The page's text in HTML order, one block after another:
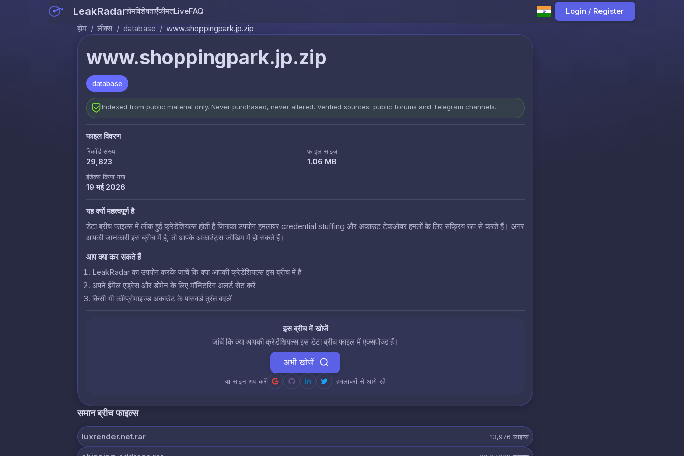
LeakRadarहोमविशेषताएँकीमतLiveFAQ
Login / Register
होम / लीक्स / database / www.shoppingpark.jp.zip
www.shoppingpark.jp.zip
database
Indexed from public material only. Never purchased, never altered. Verified sources: public forums and Telegram channels.
फाइल विवरण
रिकॉर्ड संख्या
29,823
फाइल साइज़
1.06 MB
इंडेक्स किया गया
19 मई 2026
यह क्यों महत्वपूर्ण है
डेटा ब्रीच फाइल्स में लीक हुई क्रेडेंशियल्स होती हैं जिनका उपयोग हमलावर credential stuffing और अकाउंट टेकओवर हमलों के लिए सक्रिय रूप से करते हैं। अगर
आपकी जानकारी इस ब्रीच में है, तो आपके अकाउंट्स जोखिम में हो सकते हैं।
आप क्या कर सकते हैं
LeakRadar का उपयोग करके जांचें कि क्या आपकी क्रेडेंशियल्स इस ब्रीच में हैं
अपने ईमेल एड्रेस और डोमेन के लिए मॉनिटरिंग अलर्ट सेट करें
किसी भी कॉम्प्रोमाइज्ड अकाउंट के पासवर्ड तुरंत बदलें
इस ब्रीच में खोजें
जांचें कि क्या आपकी क्रेडेंशियल्स इस डेटा ब्रीच फाइल में एक्सपोज्ड हैं।
अभी खोजें
या साइन अप करें · हमलावरों से आगे रहें
समान ब्रीच फाइल्स
luxrender.net.rar 13,976 लाइन्स